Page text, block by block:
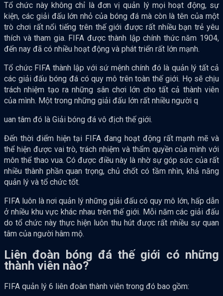
Tổ chức này không chỉ là đơn vị quản lý mọi hoạt động, sự
kiện, các giải đấu lớn nhỏ của bóng đá mà còn là tên của một
trò chơi rất nổi tiếng trên thế giới được rất nhiều bạn trẻ yêu
thích và tham gia. FIFA được thành lập chính thức năm 1904,
đến nay đã có nhiều hoạt động và phát triển rất lớn mạnh.
Tổ chức FIFA thành lập với sứ mệnh chính đó là quản lý tất cả
các giải đấu bóng đá có quy mô trên toàn thế giới. Họ sẽ chịu
trách nhiệm tạo ra những sân chơi lớn cho tất cả thành viên
của mình. Một trong những giải đấu lớn rất nhiều người q
uan tâm đó là Giải bóng đá vô địch thế giới.
Đến thời điểm hiện tại FIFA đang hoạt động rất mạnh mẽ và
thể hiện được vai trò, trách nhiệm và thẩm quyền của mình với
môn thể thao vua. Có được điều này là nhờ sự góp sức của rất
nhiều thành phần quan trọng, chủ chốt có tầm nhìn, khả năng
quản lý và tổ chức tốt.
FIFA luôn là nơi quản lý những giải đấu có quy mô lớn, hấp dẫn
ở nhiều khu vực khác nhau trên thế giới. Mỗi năm các giải đấu
do tổ chức này thực hiện luôn thu hút được rất nhiều sự quan
tâm của người hâm mộ.
Liên đoàn bóng đá thế giới có những
thành viên nào?
FIFA quản lý 6 liên đoàn thành viên trong đó bao gồm: